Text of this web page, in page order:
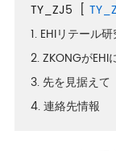
TY_ZJ5 [
1. EHIリテール
2. ZKONGが
3. 先を見据えて
4. 連絡先情報